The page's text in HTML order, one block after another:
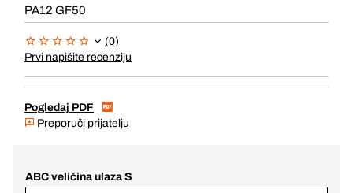
PA12 GF50
(0)
Prvi napišite recenziju
Pogledaj PDF
Preporuči prijatelju
ABC veličina ulaza S